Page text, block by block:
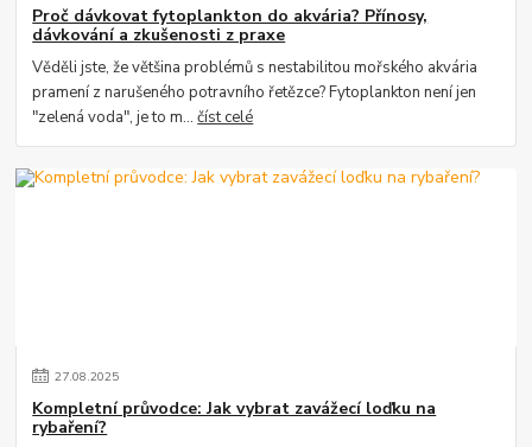
Proč dávkovat fytoplankton do akvária? Přínosy,
dávkování a zkušenosti z praxe
Věděli jste, že většina problémů s nestabilitou mořského akvária
pramení z narušeného potravního řetězce? Fytoplankton není jen
"zelená voda", je to m...číst celé
27.08.2025
Kompletní průvodce: Jak vybrat zavážecí loďku na
rybaření?